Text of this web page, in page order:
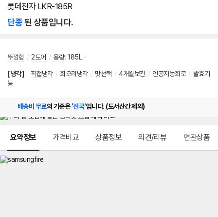
롯데전자 LKR-185R
단종된 상품입니다.
뚜껑형 / 2도어 / 용량: 185L /
[냉각] 직접냉각 / 회오리냉각 / 맛선택 / 4개월보관 / 인공지능회로 / 발효기
능
배송비 무료의 기준은'전국'입니다. (도서산간 제외)
요약정보 가격비교 상품정보 의견/리뷰 연관상품